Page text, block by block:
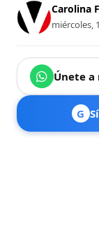
Carolina
miércoles,
Únete a
G